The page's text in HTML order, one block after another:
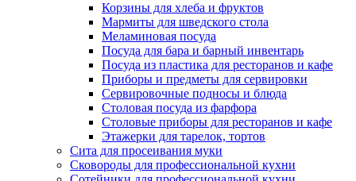
Корзины для хлеба и фруктов
Мармиты для шведского стола
Меламиновая посуда
Посуда для бара и барный инвентарь
Посуда из пластика для ресторанов и кафе
Приборы и предметы для сервировки
Сервировочные подносы и блюда
Столовая посуда из фарфора
Столовые приборы для ресторанов и кафе
Этажерки для тарелок, тортов
Сита для просеивания муки
Сковороды для профессиональной кухни